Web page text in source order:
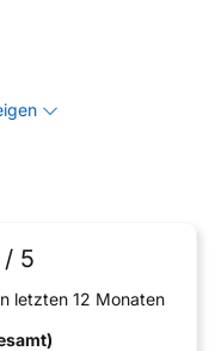
/ 5
letzten 12 Monaten